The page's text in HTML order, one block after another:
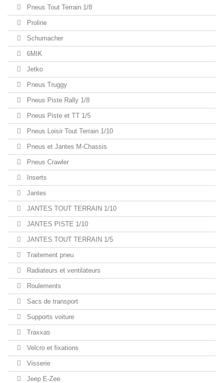
Pneus Tout Terrain 1/8
Proline
Schumacher
6MIK
Jetko
Pneus Truggy
Pneus Piste Rally 1/8
Pneus Piste et TT 1/5
Pneus Loisir Tout Terrain 1/10
Pneus et Jantes M-Chassis
Pneus Crawler
Inserts
Jantes
JANTES TOUT TERRAIN 1/10
JANTES PISTE 1/10
JANTES TOUT TERRAIN 1/5
Traitement pneu
Radiateurs et ventilateurs
Roulements
Sacs de transport
Supports voiture
Traxxas
Velcro et fixations
Visserie
Jeep E-Zee